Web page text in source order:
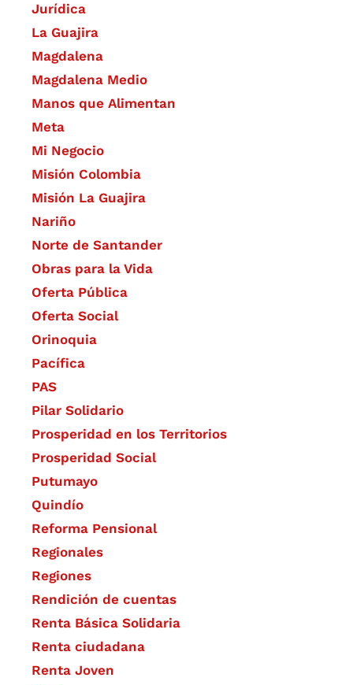
Jurídica
La Guajira
Magdalena
Magdalena Medio
Manos que Alimentan
Meta
Mi Negocio
Misión Colombia
Misión La Guajira
Nariño
Norte de Santander
Obras para la Vida
Oferta Pública
Oferta Social​​
Orinoquia
Pacífica
PAS
Pilar Solidario
Prosperidad en los Territorios
Prosperidad Social
Putumayo
Quindío
Reforma Pensional
Regionales
Regiones
Rendición de cuentas
Renta Básica Solidaria
Renta ciudadana
Renta Joven